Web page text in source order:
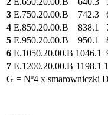
3 E.750.20.00.B 742.3
4 E.850.20.00.B 838.1
5 E.950.20.00.B 950.1
6 E.1050.20.00.B 1046.1
7 E.1200.20.00.B 1198.1
G = Nº4 x smarowniczki